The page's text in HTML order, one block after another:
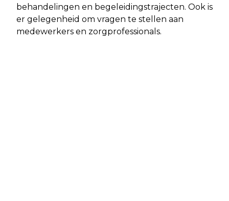
behandelingen en begeleidingstrajecten. Ook is
er gelegenheid om vragen te stellen aan
medewerkers en zorgprofessionals.